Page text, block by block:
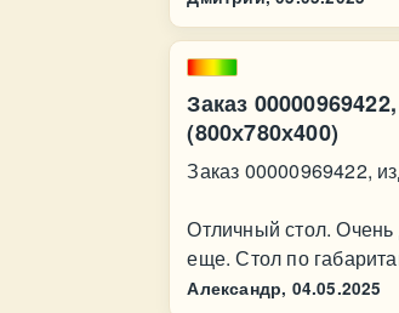
Заказ
(800х780х400)
Заказ 00000969422,
Отличный стол.
еще. Стол по
Александр, 04.05.2025